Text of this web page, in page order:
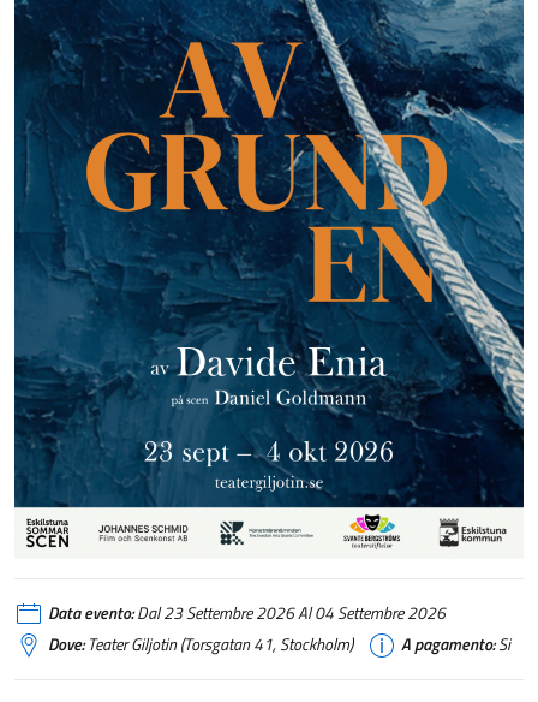
Data evento:Dal 23 Settembre 2026 Al 04 Settembre 2026
Dove:Teater Giljotin (Torsgatan 41, Stockholm) A pagamento:Si